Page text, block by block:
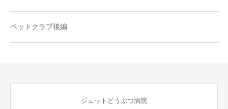
ペットクラブ後編
ジェットどうぶつ病院